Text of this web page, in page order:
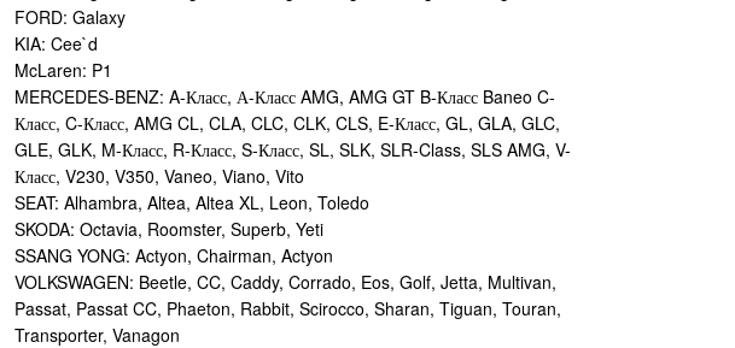
FORD: Galaxy
KIA: Cee`d
McLaren: P1
MERCEDES-BENZ: A-Класс, А-Класс AMG, AMG GT B-Класс Baneo C-
Класс, C-Класс, AMG CL, CLA, CLC, CLK, CLS, E-Класс, GL, GLA, GLC,
GLE, GLK, M-Класс, R-Класс, S-Класс, SL, SLK, SLR-Class, SLS AMG, V-
Класс, V230, V350, Vaneo, Viano, Vito
SEAT: Alhambra, Altea, Altea XL, Leon, Toledo
SKODA: Octavia, Roomster, Superb, Yeti
SSANG YONG: Actyon, Chairman, Actyon
VOLKSWAGEN: Beetle, CC, Caddy, Corrado, Eos, Golf, Jetta, Multivan,
Passat, Passat CC, Phaeton, Rabbit, Scirocco, Sharan, Tiguan, Touran,
Transporter, Vanagon